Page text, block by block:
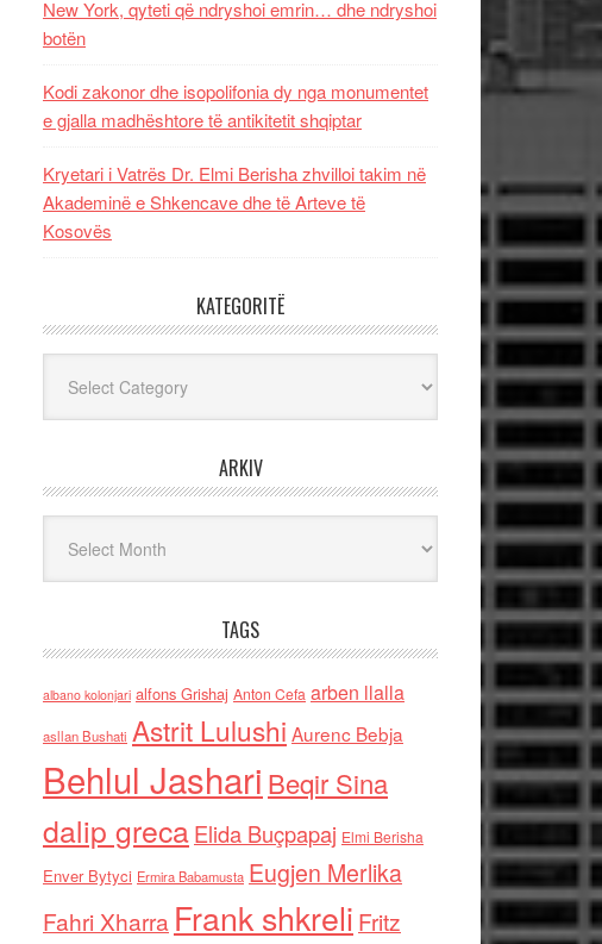
New York, qyteti që ndryshoi emrin… dhe ndryshoi
botën
Kodi zakonor dhe isopolifonia dy nga monumentet
e gjalla madhështore të antikitetit shqiptar
Kryetari i Vatrës Dr. Elmi Berisha zhvilloi takim në
Akademinë e Shkencave dhe të Arteve të
Kosovës
KATEGORITË
ARKIV
TAGS
albano kolonjari alfons Grishaj Anton Cefa arben llalla
asllan Bushati Astrit Lulushi Aurenc Bebja
Behlul Jashari Beqir Sina
dalip grecaElida Buçpapaj Elmi Berisha
Enver Bytyci Ermira Babamusta Eugjen Merlika
Fahri Xharra Frank shkreli Fritz